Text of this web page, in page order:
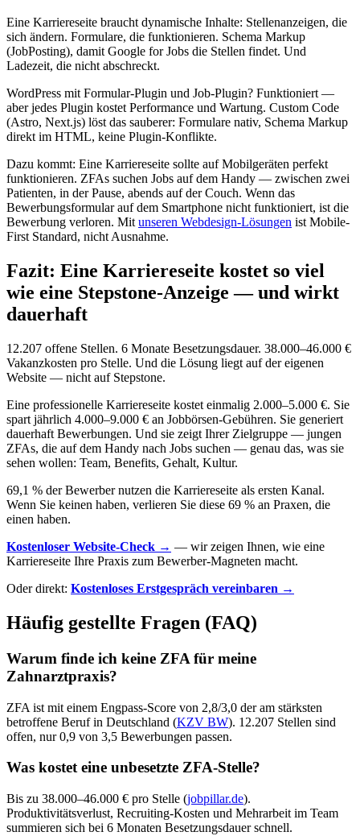
Eine Karriereseite braucht dynamische Inhalte: Stellenanzeigen, die
sich ändern. Formulare, die funktionieren. Schema Markup
(JobPosting), damit Google for Jobs die Stellen findet. Und
Ladezeit, die nicht abschreckt.
WordPress mit Formular-Plugin und Job-Plugin? Funktioniert —
aber jedes Plugin kostet Performance und Wartung. Custom Code
(Astro, Next.js) löst das sauberer: Formulare nativ, Schema Markup
direkt im HTML, keine Plugin-Konflikte.
Dazu kommt: Eine Karriereseite sollte auf Mobilgeräten perfekt
funktionieren. ZFAs suchen Jobs auf dem Handy — zwischen zwei
Patienten, in der Pause, abends auf der Couch. Wenn das
Bewerbungsformular auf dem Smartphone nicht funktioniert, ist die
Bewerbung verloren. Mit unseren Webdesign-Lösungen ist Mobile-
First Standard, nicht Ausnahme.
Fazit: Eine Karriereseite kostet so viel
wie eine Stepstone-Anzeige — und wirkt
dauerhaft
12.207 offene Stellen. 6 Monate Besetzungsdauer. 38.000–46.000 €
Vakanzkosten pro Stelle. Und die Lösung liegt auf der eigenen
Website — nicht auf Stepstone.
Eine professionelle Karriereseite kostet einmalig 2.000–5.000 €. Sie
spart jährlich 4.000–9.000 € an Jobbörsen-Gebühren. Sie generiert
dauerhaft Bewerbungen. Und sie zeigt Ihrer Zielgruppe — jungen
ZFAs, die auf dem Handy nach Jobs suchen — genau das, was sie
sehen wollen: Team, Benefits, Gehalt, Kultur.
69,1 % der Bewerber nutzen die Karriereseite als ersten Kanal.
Wenn Sie keinen haben, verlieren Sie diese 69 % an Praxen, die
einen haben.
Kostenloser Website-Check → — wir zeigen Ihnen, wie eine
Karriereseite Ihre Praxis zum Bewerber-Magneten macht.
Oder direkt: Kostenloses Erstgespräch vereinbaren →
Häufig gestellte Fragen (FAQ)
Warum finde ich keine ZFA für meine
Zahnarztpraxis?
ZFA ist mit einem Engpass-Score von 2,8/3,0 der am stärksten
betroffene Beruf in Deutschland (KZV BW). 12.207 Stellen sind
offen, nur 0,9 von 3,5 Bewerbungen passen.
Was kostet eine unbesetzte ZFA-Stelle?
Bis zu 38.000–46.000 € pro Stelle (jobpillar.de).
Produktivitätsverlust, Recruiting-Kosten und Mehrarbeit im Team
summieren sich bei 6 Monaten Besetzungsdauer schnell.